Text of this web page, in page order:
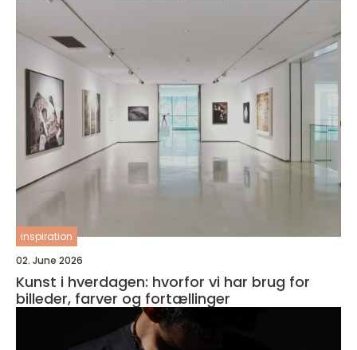
inspiration
02. June 2026
Kunst i hverdagen: hvorfor vi har brug for
billeder, farver og fortællinger